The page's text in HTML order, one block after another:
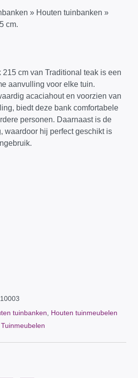
» Houten tuinbanken »
cm.
cm van Traditional teak is een
aanvulling voor elke tuin.
acaciahout en voorzien van
biedt deze bank comfortabele
personen. Daarnaast is de
waardoor hij perfect geschikt is
tuinbanken, Houten tuinmeubelen